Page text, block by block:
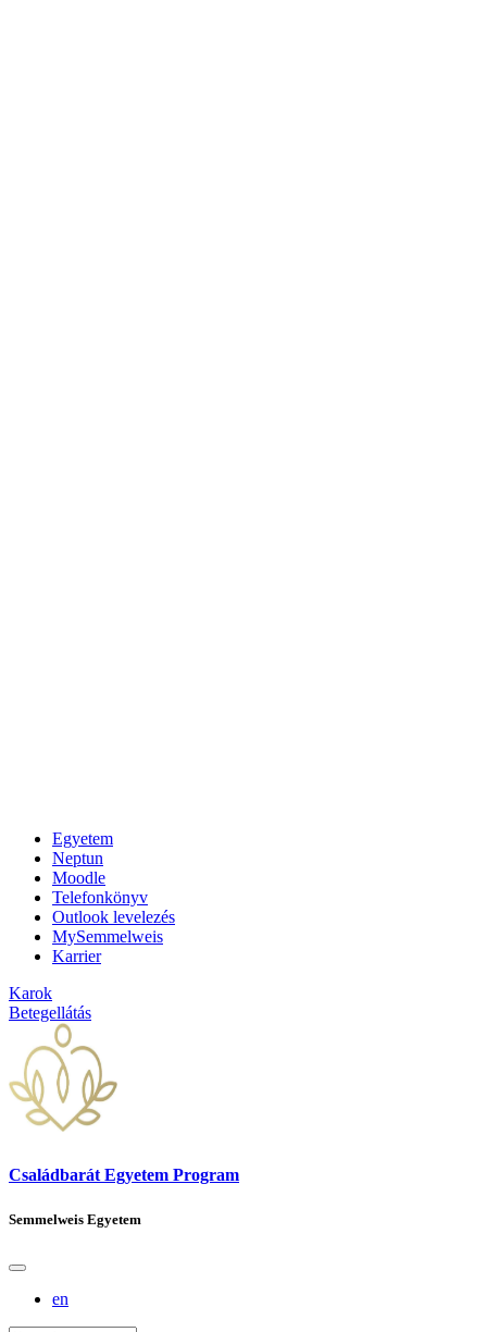
Egyetem
Neptun
Moodle
Telefonkönyv
Outlook levelezés
MySemmelweis
Karrier
Karok
Betegellátás
Családbarát Egyetem Program
Semmelweis Egyetem
en